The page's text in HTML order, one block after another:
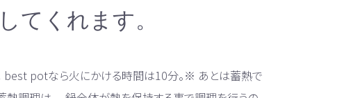
てくれます。
best potなら火にかける時間は10分。※ あとは蓄熱で